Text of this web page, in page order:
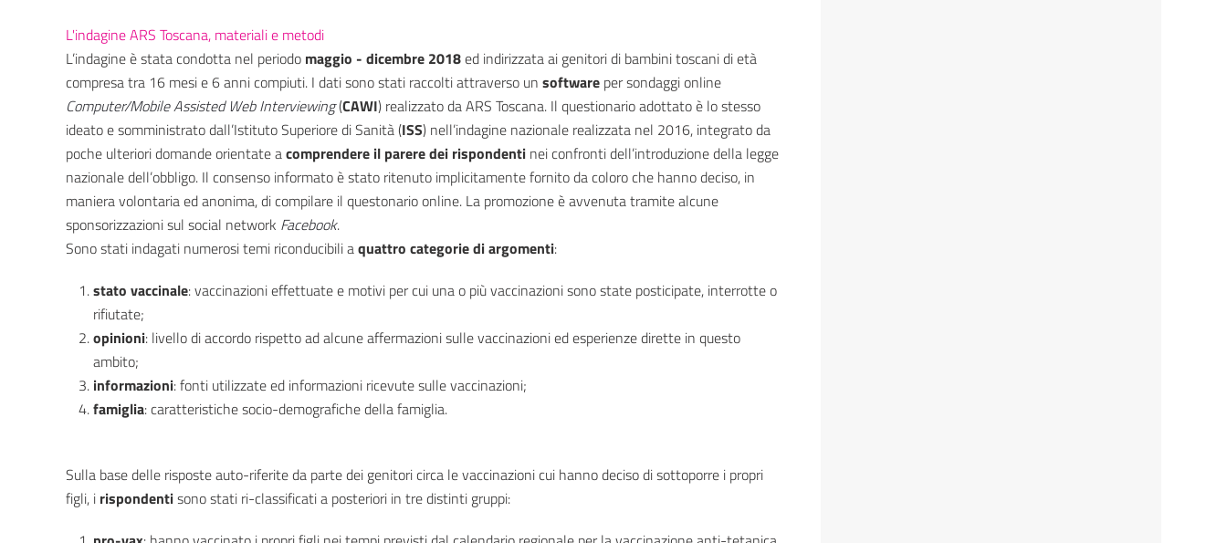
L'indagine ARS Toscana, materiali e metodi
L’indagine è stata condotta nel periodo maggio - dicembre 2018ed indirizzata ai genitori di bambini toscani di età
compresa tra 16 mesi e 6 anni compiuti. I dati sono stati raccolti attraverso un software per sondaggi online
Computer/Mobile Assisted Web Interviewing(CAWI) realizzato da ARS Toscana. Il questionario adottato è lo stesso
ideato e somministrato dall’Istituto Superiore di Sanità (ISS) nell’indagine nazionale realizzata nel 2016, integrato da
poche ulteriori domande orientate acomprendere il parere dei rispondenti nei confronti dell’introduzione della legge
nazionale dell’obbligo. Il consenso informato è stato ritenuto implicitamente fornito da coloro che hanno deciso, in
maniera volontaria ed anonima, di compilare il questonario online. La promozione è avvenuta tramite alcune
sponsorizzazioni sul social network Facebook.
Sono stati indagati numerosi temi riconducibili aquattro categorie di argomenti:
stato vaccinale: vaccinazioni effettuate e motivi per cui una o più vaccinazioni sono state posticipate, interrotte o
rifiutate;
opinioni: livello di accordo rispetto ad alcune affermazioni sulle vaccinazioni ed esperienze dirette in questo
ambito;
informazioni: fonti utilizzate ed informazioni ricevute sulle vaccinazioni;
famiglia: caratteristiche socio-demografiche della famiglia.
Sulla base delle risposte auto-riferite da parte dei genitori circa le vaccinazioni cui hanno deciso di sottoporre i propri
figli, i rispondentisono stati ri-classificati a posteriori in tre distinti gruppi: